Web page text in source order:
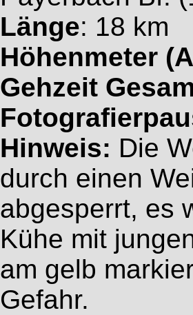
Länge: 18 km
Höhenmeter
Gehzeit
Hinweis: Die
durch einen
abgesperrt, es
Kühe mit
am gelb
Gefahr.